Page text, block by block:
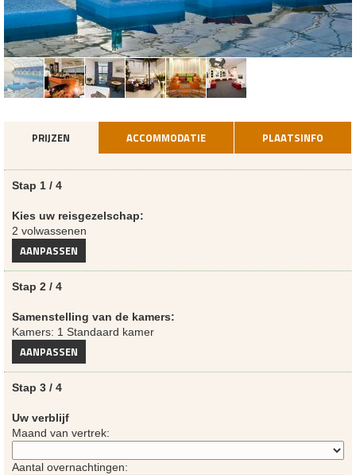
PRIJZEN ACCOMMODATIE PLAATSINFO
Stap 1 / 4
Kies uw reisgezelschap:
2 volwassenen
AANPASSEN
Stap 2 / 4
Samenstelling van de kamers:
Kamers: 1 Standaard kamer
AANPASSEN
Stap 3 / 4
Uw verblijf
Maand van vertrek:
Aantal overnachtingen: